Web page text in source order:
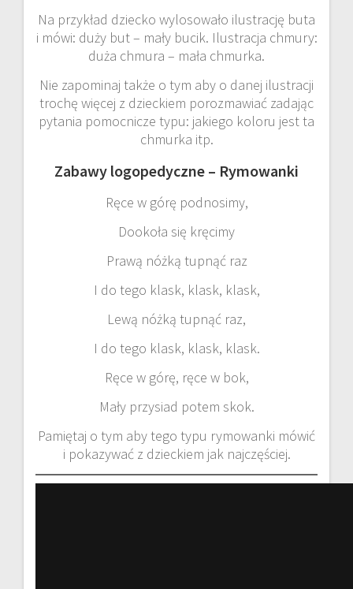
Na przykład dziecko wylosowało ilustrację buta
i mówi: duży but – mały bucik. Ilustracja chmury:
duża chmura – mała chmurka.
Nie zapominaj także o tym aby o danej ilustracji
trochę więcej z dzieckiem porozmawiać zadając
pytania pomocnicze typu: jakiego koloru jest ta
chmurka itp.
Zabawy logopedyczne – Rymowanki
Ręce w górę podnosimy,
Dookoła się kręcimy
Prawą nóżką tupnąć raz
I do tego klask, klask, klask,
Lewą nóżką tupnąć raz,
I do tego klask, klask, klask.
Ręce w górę, ręce w bok,
Mały przysiad potem skok.
Pamiętaj o tym aby tego typu rymowanki mówić
i pokazywać z dzieckiem jak najczęściej.